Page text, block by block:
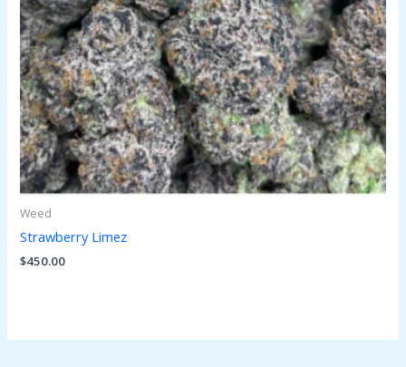
Weed
Strawberry Limez
$450.00